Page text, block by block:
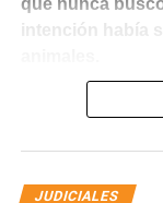
José Ingenieros
Belgrano, con
Las tareas
intención había
El Juzgado de
que los hechos
maltrato animal
JUDICIALES